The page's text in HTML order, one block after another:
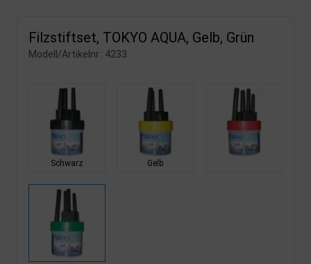
Filzstiftset, TOKYO AQUA, Gelb, Grün
Modell/Artikelnr.: 4233
Schwarz Gelb